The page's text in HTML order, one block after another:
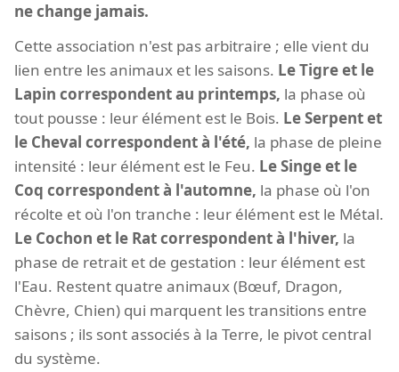
ne change jamais.
Cette association n'est pas arbitraire ; elle vient du
lien entre les animaux et les saisons. Le Tigre et le
Lapin correspondent au printemps, la phase où
tout pousse : leur élément est le Bois. Le Serpent et
le Cheval correspondent à l'été, la phase de pleine
intensité : leur élément est le Feu. Le Singe et le
Coq correspondent à l'automne, la phase où l'on
récolte et où l'on tranche : leur élément est le Métal.
Le Cochon et le Rat correspondent à l'hiver, la
phase de retrait et de gestation : leur élément est
l'Eau. Restent quatre animaux (Bœuf, Dragon,
Chèvre, Chien) qui marquent les transitions entre
saisons ; ils sont associés à la Terre, le pivot central
du système.